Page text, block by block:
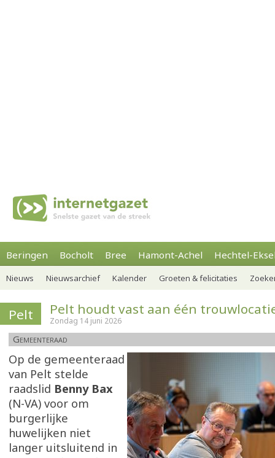
Beringen Bocholt Bree Hamont-Achel Hechtel-
Nieuws Nieuwsarchief Kalender Groeten & felicitaties
Pelt Pelt houdt vast aan één
Zondag 14 juni 2026
Gemeenteraad
Op de gemeenteraad
van Pelt stelde
raadslid Benny Bax
(N-VA) voor om
burgerlijke
huwelijken niet
langer uitsluitend in